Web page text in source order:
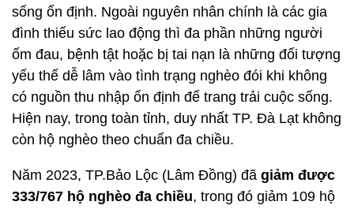
sống ổn định. Ngoài nguyên nhân chính là các gia
đình thiếu sức lao động thì đa phần những người
ốm đau, bệnh tật hoặc bị tai nạn là những đối tượng
yếu thế dễ lâm vào tình trạng nghèo đói khi không
có nguồn thu nhập ổn định để trang trải cuộc sống.
Hiện nay, trong toàn tỉnh, duy nhất TP. Đà Lạt không
còn hộ nghèo theo chuẩn đa chiều.
Năm 2023, TP.Bảo Lộc (Lâm Đồng) đã giảm được
333/767 hộ nghèo đa chiều, trong đó giảm 109 hộ